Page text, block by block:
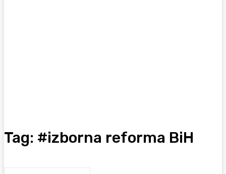
Tag: #izborna reforma BiH